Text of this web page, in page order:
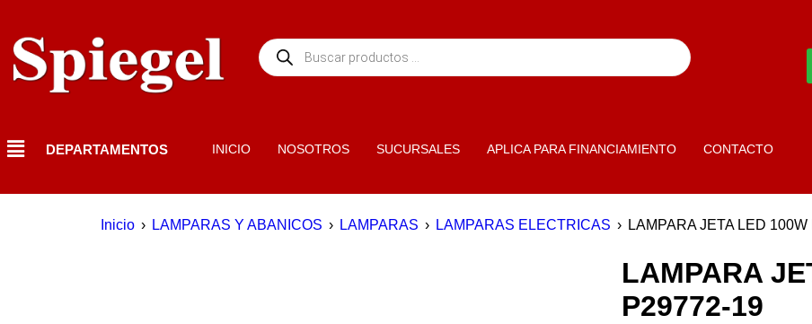
DEPARTAMENTOS INICIO NOSOTROS SUCURSALES APLICA PARA FINANCIAMIENTO CONTACTO
Inicio › LAMPARAS Y ABANICOS › LAMPARAS › LAMPARAS ELECTRICAS › LAMPARA JETA LED
LAMPARA
P29772-19